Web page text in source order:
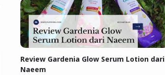
Review Gardenia Glow Serum Lotion dari
Naeem